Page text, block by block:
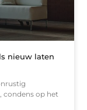
nieuw laten
condens op het